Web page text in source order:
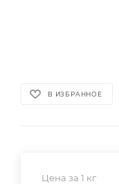
В ИЗБРАННОЕ
Цена за 1 кг